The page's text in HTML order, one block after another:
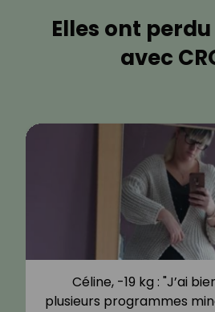
Elles ont
avec
Céline, -19 kg : "J’ai
plusieurs programmes